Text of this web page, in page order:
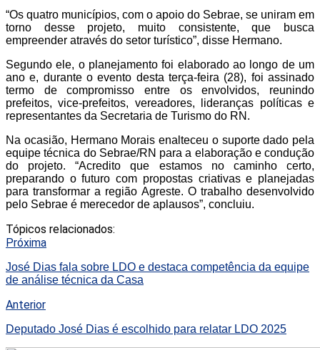
“Os quatro municípios, com o apoio do Sebrae, se uniram em
torno desse projeto, muito consistente, que busca
empreender através do setor turístico”, disse Hermano.
Segundo ele, o planejamento foi elaborado ao longo de um
ano e, durante o evento desta terça-feira (28), foi assinado
termo de compromisso entre os envolvidos, reunindo
prefeitos, vice-prefeitos, vereadores, lideranças políticas e
representantes da Secretaria de Turismo do RN.
Na ocasião, Hermano Morais enalteceu o suporte dado pela
equipe técnica do Sebrae/RN para a elaboração e condução
do projeto. “Acredito que estamos no caminho certo,
preparando o futuro com propostas criativas e planejadas
para transformar a região Agreste. O trabalho desenvolvido
pelo Sebrae é merecedor de aplausos”, concluiu.
Tópicos relacionados:
Próxima
José Dias fala sobre LDO e destaca competência da equipe
de análise técnica da Casa
Anterior
Deputado José Dias é escolhido para relatar LDO 2025